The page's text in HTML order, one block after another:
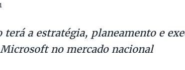
terá a estratégia, planeamento e
no mercado nacional